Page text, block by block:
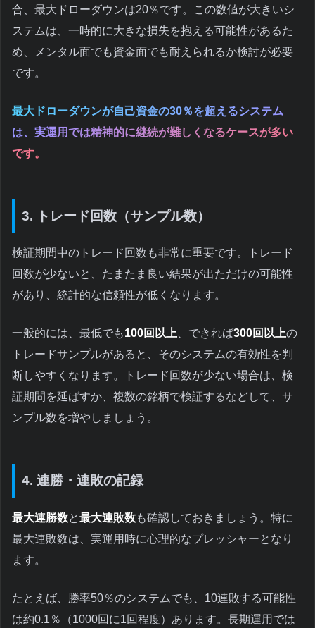
合、最大ドローダウンは20％です。この数値が大きいシ
ステムは、一時的に大きな損失を抱える可能性があるた
め、メンタル面でも資金面でも耐えられるか検討が必要
です。
最大ドローダウンが自己資金の30％を超えるシステム
は、実運用では精神的に継続が難しくなるケースが多い
です。
3. トレード回数（サンプル数）
検証期間中のトレード回数も非常に重要です。トレード
回数が少ないと、たまたま良い結果が出ただけの可能性
があり、統計的な信頼性が低くなります。
一般的には、最低でも100回以上、できれば300回以上の
トレードサンプルがあると、そのシステムの有効性を判
断しやすくなります。トレード回数が少ない場合は、検
証期間を延ばすか、複数の銘柄で検証するなどして、サ
ンプル数を増やしましょう。
4. 連勝・連敗の記録
最大連勝数と最大連敗数も確認しておきましょう。特に
最大連敗数は、実運用時に心理的なプレッシャーとなり
ます。
たとえば、勝率50％のシステムでも、10連敗する可能性
は約0.1％（1000回に1回程度）あります。長期運用では